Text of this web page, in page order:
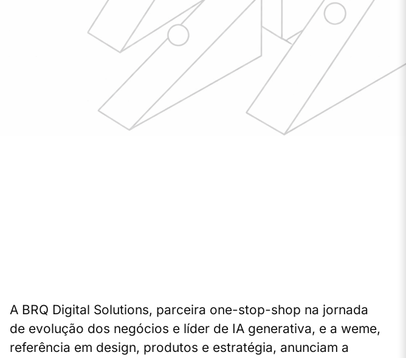
A BRQ Digital Solutions, parceira one-stop-shop na jornada
de evolução dos negócios e líder de IA generativa, e a weme,
referência em design, produtos e estratégia, anunciam a